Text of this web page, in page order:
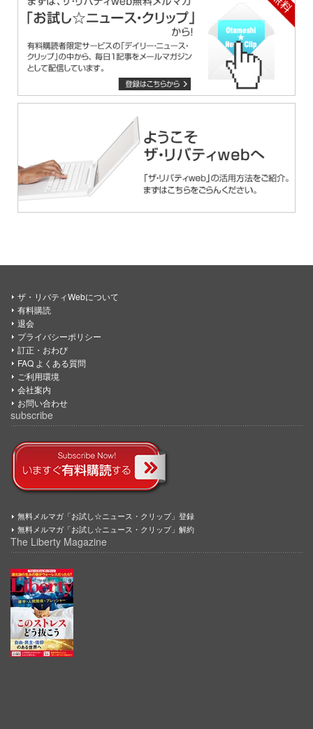
ザ・リバティWebについて
有料購読
退会
プライバシーポリシー
訂正・おわび
FAQ よくある質問
ご利用環境
会社案内
お問い合わせ
subscribe
無料メルマガ「お試し☆ニュース・クリップ」登録
無料メルマガ「お試し☆ニュース・クリップ」解約
The Liberty Magazine